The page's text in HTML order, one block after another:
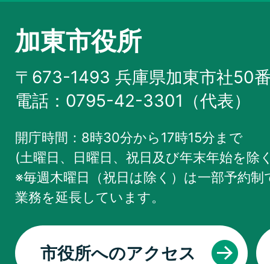
加東市役所
〒673-1493 兵庫県加東市社50
電話：0795-42-3301（代表）
開庁時間：8時30分から17時15分まで
(土曜日、日曜日、祝日及び年末年始を除
※毎週木曜日（祝日は除く）は一部予約
業務を延長しています。
市役所へのアクセス